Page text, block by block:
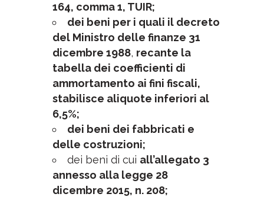
164, comma 1, TUIR;
dei beni per i quali il decreto
del Ministro delle finanze 31
dicembre 1988, recante la
tabella dei coefficienti di
ammortamento ai fini fiscali,
stabilisce aliquote inferiori al
6,5%;
dei beni dei fabbricati e
delle costruzioni;
dei beni di cui all’allegato 3
annesso alla legge 28
dicembre 2015, n. 208;